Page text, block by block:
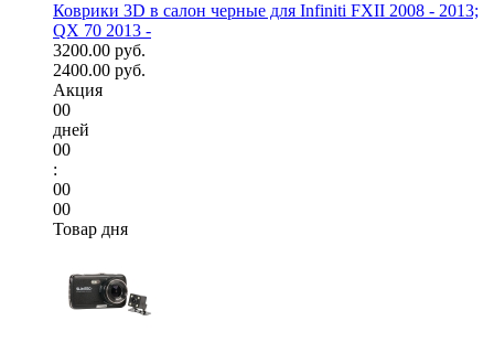
Коврики 3D в салон черные для Infiniti FXII 2008 - 2013;
QX 70 2013 -
3200.00 руб.
2400.00 руб.
Акция
00
дней
00
:
00
00
Товар дня